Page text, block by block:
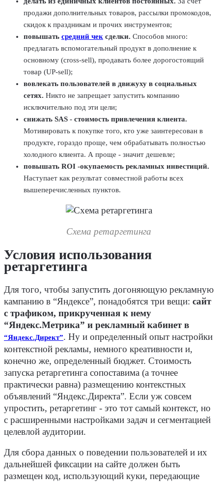
продажи дополнительных товаров, рассылки промокодов,
скидок к праздникам и прочих инструментов;
повышать средний чек сделки. Способов много:
предлагать вспомогательный продукт в дополнение к
основному (cross-sell), продавать более дорогостоящий
товар (UP-sell);
вовлекать пользователей в движуху в социальных
сетях. Никто не запрещает запустить компанию
исключительно под эти цели;
снижать SAS - стоимость привлечения клиента.
Мотивировать к покупке того, кто уже заинтересован в
продукте, гораздо проще, чем обрабатывать полностью
холодного клиента. А проще - значит дешевле;
повышать ROI -окупаемость рекламных инвестиций.
Наступает как результат совместной работы всех
вышеперечисленных пунктов.
Схема ретаргетинга
Условия использования
ретаргетинга
Для того, чтобы запустить догоняющую рекламную
кампанию в “Яндексе”, понадобятся три вещи: сайт
с трафиком, прикрученная к нему
“Яндекс.Метрика” и рекламный кабинет в
“Яндекс.Директ”. Ну и определенный опыт настройки
контекстной рекламы, немного креативности и,
конечно же, определенный бюджет. Стоимость
запуска ретаргетинга сопоставима (а точнее
практически равна) размещению контекстных
объявлений “Яндекс.Директа”. Если уж совсем
упростить, ретаргетинг - это тот самый контекст, но
с расширенными настройками задач и сегментацией
целевлой аудитории.
Для сбора данных о поведении пользователей и их
дальнейшей фиксации на сайте должен быть
размещен код, использующий куки, передающие